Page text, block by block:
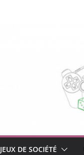
JEUX DE SOCIÉTÉ